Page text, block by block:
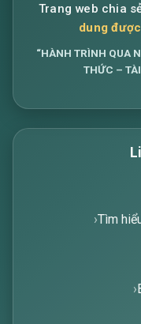
Trang web chia
dung
“HÀNH TRÌNH QUA
THỨC –
Tìm